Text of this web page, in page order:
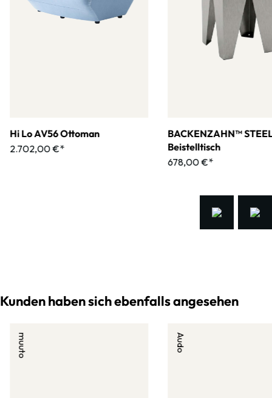
Hi Lo AV56 Ottoman
2.702,00 €*
BACKENZAHN™
Beistelltisch
678,00 €*
Kunden haben sich ebenfalls angesehen
muuto Audo